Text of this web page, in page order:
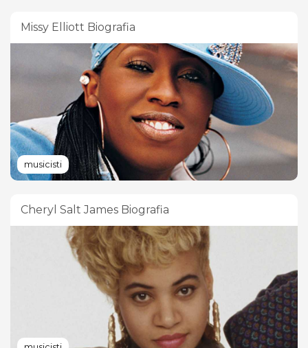
Missy Elliott Biografia
musicisti
Cheryl Salt James Biografia